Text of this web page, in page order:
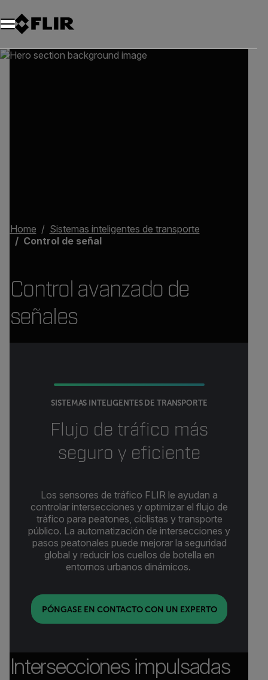
Unread messages
Modelo
Eliminar
artículos
artículo
Añadir al carro
Añadido al carro
Home
Sistemas inteligentes de transporte
Control de señal
Control avanzado de
señales
SISTEMAS INTELIGENTES DE TRANSPORTE
Flujo de tráfico más
seguro y eficiente
Los sensores de tráfico FLIR le ayudan a
controlar intersecciones y optimizar el flujo de
tráfico para peatones, ciclistas y transporte
público. La automatización de intersecciones y
pasos peatonales puede mejorar la seguridad
global y reducir los cuellos de botella en
entornos urbanos dinámicos.
PÓNGASE EN CONTACTO CON UN EXPERTO
Intersecciones impulsadas